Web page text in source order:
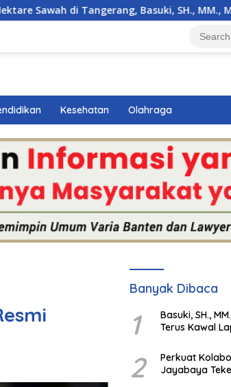
Basuki, SH., MM., MH. Dorong
Kesehatan Olahraga
Banyak Dibaca
1
Basuki, SH.,
Terus Kawal
2
Perkuat
Jayabaya